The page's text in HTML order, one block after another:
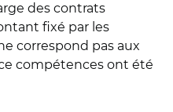
des contrats
fixé par les
correspond pas aux
compétences ont été